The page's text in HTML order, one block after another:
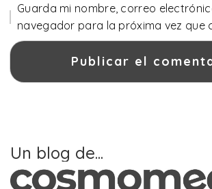
Guarda mi nombre, correo
navegador para la próxima vez que
Un blog de...